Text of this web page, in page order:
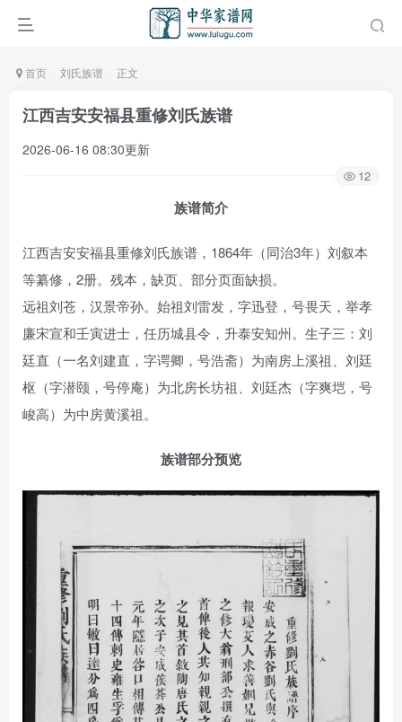
首页 刘氏族谱 正文
江西吉安安福县重修刘氏族谱
2026-06-16 08:30更新
12
族谱简介
江西吉安安福县重修刘氏族谱，1864年（同治3年）刘叙本
等纂修，2册。残本，缺页、部分页面缺损。
远祖刘苍，汉景帝孙。始祖刘雷发，字迅登，号畏天，举孝
廉宋宣和壬寅进士，任历城县令，升泰安知州。生子三：刘
廷直（一名刘建直，字谔卿，号浩斋）为南房上溪祖、刘廷
枢（字潜颐，号停庵）为北房长坊祖、刘廷杰（字爽垲，号
峻高）为中房黄溪祖。
族谱部分预览